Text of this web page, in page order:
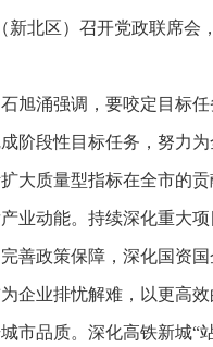
新北区）召开党政联席
旭涌强调，要咬定目标
阶段性目标任务，努力
大质量型指标在全市的
业动能。持续深化重大
善政策保障，深化国资
企业排忧解难，以更高
市品质。深化高铁新城“